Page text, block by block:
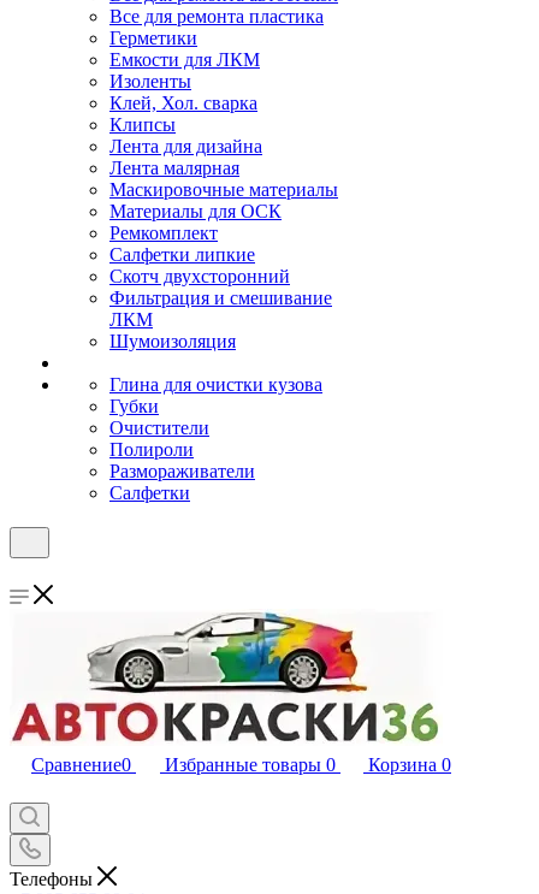
Все для ремонта пластика
Герметики
Емкости для ЛКМ
Изоленты
Клей, Хол. сварка
Клипсы
Лента для дизайна
Лента малярная
Маскировочные материалы
Материалы для ОСК
Ремкомплект
Салфетки липкие
Скотч двухсторонний
Фильтрация и смешивание
ЛКМ
Шумоизоляция
Глина для очистки кузова
Губки
Очистители
Полироли
Размораживатели
Салфетки
Сравнение0 Избранные товары 0 Корзина 0
Телефоны